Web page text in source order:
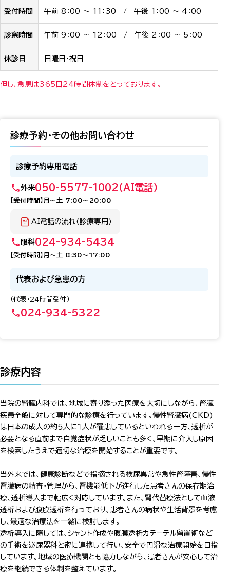
受付時間 午前 8：00 ～ 11：30 / 午後 1：00 ～ 4：00
診察時間 午前 9：00 ～ 12：00 / 午後 2：00 ～ 5：00
休診日 日曜日・祝日
但し、急患は365日24時間体制をとっております。
診療予約・その他お問い合わせ
診療予約専用電話
外来050-5577-1002(AI電話)
【受付時間】月～土 7:00～20:00
AI電話の流れ(診療専用)
眼科024-934-5434
【受付時間】月～土 8:30～17:00
代表および急患の方
（代表・24時間受付）
024-934-5322
診療内容
当院の腎臓内科では、地域に寄り添った医療を大切にしながら、腎臓
疾患全般に対して専門的な診療を行っています。慢性腎臓病(CKD)
は日本の成人の約５人に１人が罹患しているといわれる一方、透析が
必要となる直前まで自覚症状が乏しいことも多く、早期に介入し原因
を検索したうえで適切な治療を開始することが重要です。
当外来では、健康診断などで指摘される検尿異常や急性腎障害、慢性
腎臓病の精査・管理から、腎機能低下が進行した患者さんの保存期治
療、透析導入まで幅広く対応しています。また、腎代替療法として血液
透析および腹膜透析を行っており、患者さんの病状や生活背景を考慮
し、最適な治療法を一緒に検討します。
透析導入に際しては、シャント作成や腹膜透析カテーテル留置術など
の手術を泌尿器科と密に連携して行い、安全で円滑な治療開始を目指
しています。地域の医療機関とも協力しながら、患者さんが安心して治
療を継続できる体制を整えています。